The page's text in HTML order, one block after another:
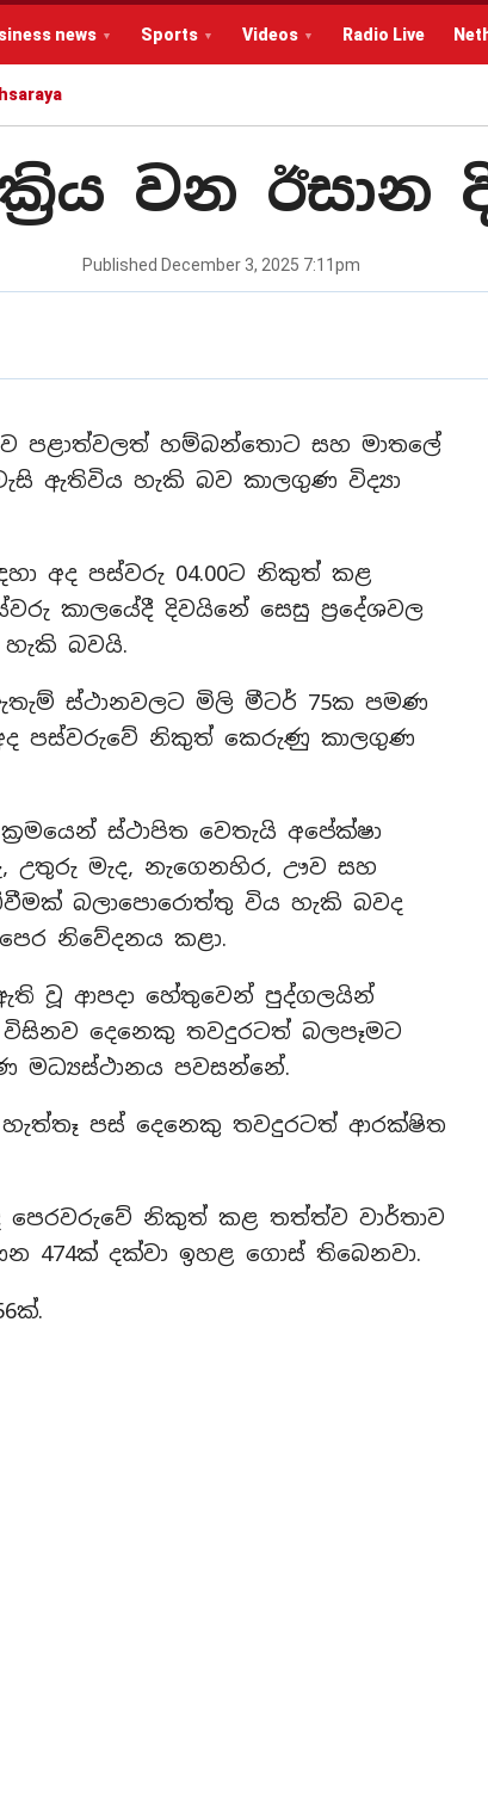
news Sports Videos Radio Live
වන ඊසාන
Published December 3, 2025 7:11pm
පළාත්වලත් හම්බන්තොට සහ මාතලේ
ඇතිවිය හැකි බව කාලගුණ විද්‍යා
අද පස්වරු 04.00ට නිකුත් කළ
කාලයේදී දිවයිනේ සෙසු ප්‍රදේශවල
බවයි.
ස්ථානවලට මිලි මීටර් 75ක පමණ
පස්වරුවේ නිකුත් කෙරුණු කාලගුණ
ස්ථාපිත වෙතැයි අපේක්ෂා
උතුරු මැද, නැගෙනහිර, ඌව සහ
බලාපොරොත්තු විය හැකි බවද
නිවේදනය කළා.
වූ ආපදා හේතුවෙන් පුද්ගලයින්
දෙනෙකු තවදුරටත් බලපෑමට
මධ්‍යස්ථානය පවසන්නේ.
පස් දෙනෙකු තවදුරටත් ආරක්ෂිත
පෙරවරුවේ නිකුත් කළ තත්ත්ව වාර්තාව
474ක් දක්වා ඉහළ ගොස් තිබෙනවා.